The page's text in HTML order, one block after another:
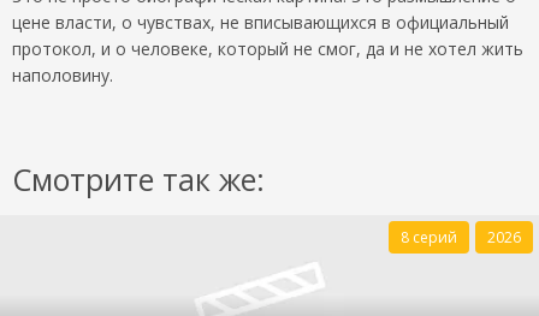
цене власти, о чувствах, не вписывающихся в официальный
протокол, и о человеке, который не смог, да и не хотел жить
наполовину.
Смотрите так же:
8 серий 2026